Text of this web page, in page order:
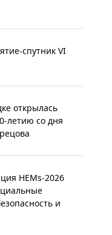
спутник VI
открылась
летию со дня
HEMs-2026
и